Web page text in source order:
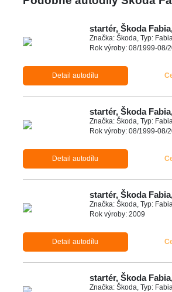
startér, Škoda
Značka: Škoda, Typ:
Rok výroby: 08/1999-08/
Detail autodílu
startér, Škoda
Značka: Škoda, Typ:
Rok výroby: 08/1999-08/
Detail autodílu
startér, Škoda
Značka: Škoda, Typ:
Rok výroby: 2009
Detail autodílu
startér, Škoda
Značka: Škoda, Typ: